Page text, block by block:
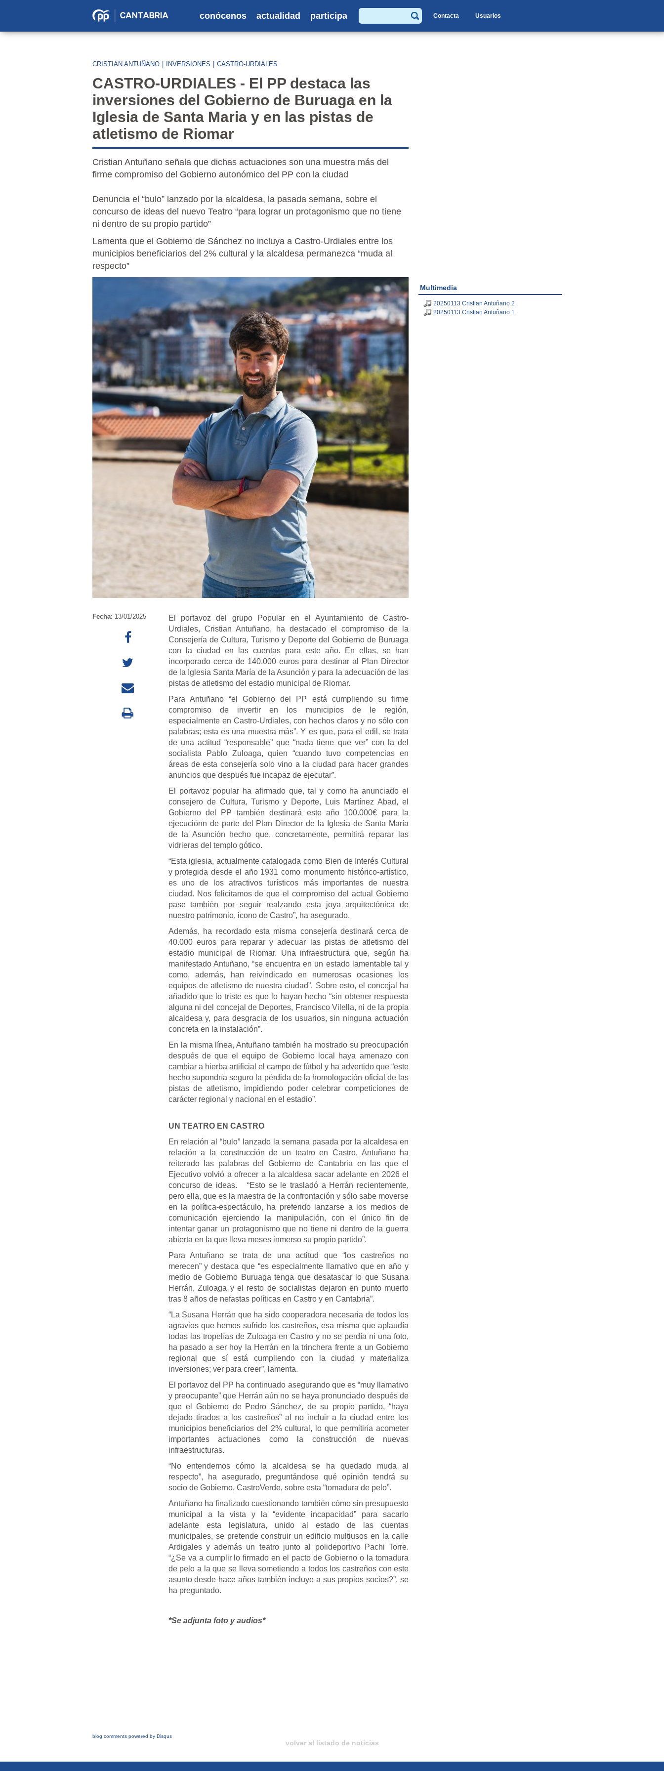
Partido
en
conócenos actualidad participa
Buscar
Contacta Usuarios
CRISTIAN ANTUÑANO INVERSIONES CASTRO-URDIALES
CASTRO-URDIALES - El PP destaca las
inversiones del Gobierno de Buruaga en la
Iglesia de Santa Maria y en las pistas de
atletismo de Riomar
Cristian Antuñano señala que dichas actuaciones son una muestra más del
firme compromiso del Gobierno autonómico del PP con la ciudad
Denuncia el “bulo” lanzado por la alcaldesa, la pasada semana, sobre el
concurso de ideas del nuevo Teatro “para lograr un protagonismo que no tiene
ni dentro de su propio partido”
Lamenta que el Gobierno de Sánchez no incluya a Castro-Urdiales entre los
municipios beneficiarios del 2% cultural y la alcaldesa permanezca “muda al
respecto”
Fecha: 13/01/2025
El portavoz del grupo Popular en el Ayuntamiento de Castro-
Urdiales, Cristian Antuñano, ha destacado el compromiso de la
Consejería de Cultura, Turismo y Deporte del Gobierno de Buruaga
con la ciudad en las cuentas para este año. En ellas, se han
incorporado cerca de 140.000 euros para destinar al Plan Director
de la Iglesia Santa María de la Asunción y para la adecuación de las
pistas de atletismo del estadio municipal de Riomar.
Para Antuñano “el Gobierno del PP está cumpliendo su firme
compromiso de invertir en los municipios de le región,
especialmente en Castro-Urdiales, con hechos claros y no sólo con
palabras; esta es una muestra más”. Y es que, para el edil, se trata
de una actitud “responsable” que “nada tiene que ver” con la del
socialista Pablo Zuloaga, quien “cuando tuvo competencias en
áreas de esta consejería solo vino a la ciudad para hacer grandes
anuncios que después fue incapaz de ejecutar”.
El portavoz popular ha afirmado que, tal y como ha anunciado el
consejero de Cultura, Turismo y Deporte, Luis Martínez Abad, el
Gobierno del PP también destinará este año 100.000€ para la
ejecuciónn de parte del Plan Director de la Iglesia de Santa María
de la Asunción hecho que, concretamente, permitirá reparar las
vidrieras del templo gótico.
“Esta iglesia, actualmente catalogada como Bien de Interés Cultural
y protegida desde el año 1931 como monumento histórico-artístico,
es uno de los atractivos turísticos más importantes de nuestra
ciudad. Nos felicitamos de que el compromiso del actual Gobierno
pase también por seguir realzando esta joya arquitectónica de
nuestro patrimonio, icono de Castro”, ha asegurado.
Además, ha recordado esta misma consejería destinará cerca de
40.000 euros para reparar y adecuar las pistas de atletismo del
estadio municipal de Riomar. Una infraestructura que, según ha
manifestado Antuñano, “se encuentra en un estado lamentable tal y
como, además, han reivindicado en numerosas ocasiones los
equipos de atletismo de nuestra ciudad”. Sobre esto, el concejal ha
añadido que lo triste es que lo hayan hecho “sin obtener respuesta
alguna ni del concejal de Deportes, Francisco Vilella, ni de la propia
alcaldesa y, para desgracia de los usuarios, sin ninguna actuación
concreta en la instalación”.
En la misma línea, Antuñano también ha mostrado su preocupación
después de que el equipo de Gobierno local haya amenazo con
cambiar a hierba artificial el campo de fútbol y ha advertido que “este
hecho supondría seguro la pérdida de la homologación oficial de las
pistas de atletismo, impidiendo poder celebrar competiciones de
carácter regional y nacional en el estadio”.
UN TEATRO EN CASTRO
En relación al “bulo” lanzado la semana pasada por la alcaldesa en
relación a la construcción de un teatro en Castro, Antuñano ha
reiterado las palabras del Gobierno de Cantabria en las que el
Ejecutivo volvió a ofrecer a la alcaldesa sacar adelante en 2026 el
concurso de ideas. “Esto se le trasladó a Herrán recientemente,
pero ella, que es la maestra de la confrontación y sólo sabe moverse
en la política-espectáculo, ha preferido lanzarse a los medios de
comunicación ejerciendo la manipulación, con el único fin de
intentar ganar un protagonismo que no tiene ni dentro de la guerra
abierta en la que lleva meses inmerso su propio partido”.
Para Antuñano se trata de una actitud que “los castreños no
merecen” y destaca que “es especialmente llamativo que en año y
medio de Gobierno Buruaga tenga que desatascar lo que Susana
Herrán, Zuloaga y el resto de socialistas dejaron en punto muerto
tras 8 años de nefastas políticas en Castro y en Cantabria”.
“La Susana Herrán que ha sido cooperadora necesaria de todos los
agravios que hemos sufrido los castreños, esa misma que aplaudía
todas las tropelías de Zuloaga en Castro y no se perdía ni una foto,
ha pasado a ser hoy la Herrán en la trinchera frente a un Gobierno
regional que sí está cumpliendo con la ciudad y materializa
inversiones; ver para creer”, lamenta.
El portavoz del PP ha continuado asegurando que es “muy llamativo
y preocupante” que Herrán aún no se haya pronunciado después de
que el Gobierno de Pedro Sánchez, de su propio partido, “haya
dejado tirados a los castreños” al no incluir a la ciudad entre los
municipios beneficiarios del 2% cultural, lo que permitiría acometer
importantes actuaciones como la construcción de nuevas
infraestructuras.
“No entendemos cómo la alcaldesa se ha quedado muda al
respecto”, ha asegurado, preguntándose qué opinión tendrá su
socio de Gobierno, CastroVerde, sobre esta “tomadura de pelo”.
Antuñano ha finalizado cuestionando también cómo sin presupuesto
municipal a la vista y la “evidente incapacidad” para sacarlo
adelante esta legislatura, unido al estado de las cuentas
municipales, se pretende construir un edificio multiusos en la calle
Ardigales y además un teatro junto al polideportivo Pachi Torre.
“¿Se va a cumplir lo firmado en el pacto de Gobierno o la tomadura
de pelo a la que se lleva sometiendo a todos los castreños con este
asunto desde hace años también incluye a sus propios socios?”, se
ha preguntado.
*Se adjunta foto y audios*
Multimedia
20250113 Cristian Antuñano 2
20250113 Cristian Antuñano 1
blog comments powered by Disqus
volver al listado de noticias